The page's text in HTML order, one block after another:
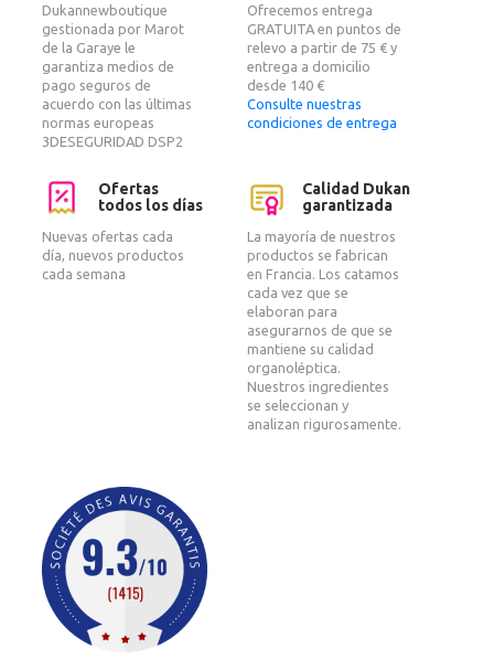
Dukannewboutique
gestionada por Marot
de la Garaye le
garantiza medios de
pago seguros de
acuerdo con las últimas
normas europeas
3DESEGURIDAD DSP2
Ofrecemos entrega
GRATUITA en puntos de
relevo a partir de 75 € y
entrega a domicilio
desde 140 €
Consulte nuestras
condiciones de entrega
Ofertas
todos los días
Nuevas ofertas cada
día, nuevos productos
cada semana
Calidad Dukan
garantizada
La mayoría de nuestros
productos se fabrican
en Francia. Los catamos
cada vez que se
elaboran para
asegurarnos de que se
mantiene su calidad
organoléptica.
Nuestros ingredientes
se seleccionan y
analizan rigurosamente.